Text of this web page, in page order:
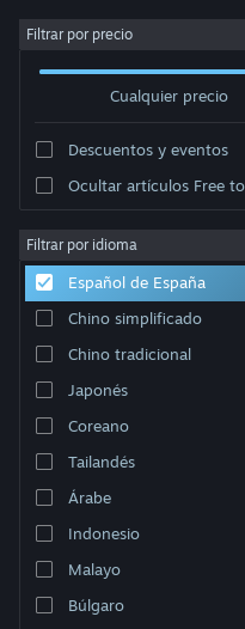
Iniciar sesión
Acerca de
Soporte
Cambiar idioma
Descargar Steam Mobile
Ver versión clásica
Filtrar por precio
Cualquier precio
Descuentos y eventos
Ocultar artículos Free
Filtrar por idioma
Español de España
Chino simplificado
Chino tradicional
Japonés
Coreano
Tailandés
Árabe
Indonesio
Malayo
Búlgaro
Desarrollador: Disafter Games
Ordenar por Relevancia
0 resultados coinciden con la
basándose en tus preferencias.